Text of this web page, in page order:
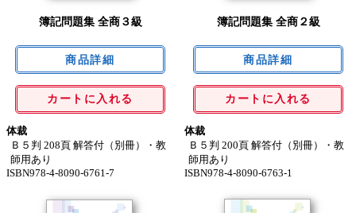
簿記問題集 全商３級
カートに入れる
体裁
Ｂ５判 208頁 解答付（別冊）・教
師用あり
ISBN978-4-8090-6761-7
簿記問題集 全商２級
カートに入れる
体裁
Ｂ５判 200頁 解答付（別冊）・教
師用あり
ISBN978-4-8090-6763-1